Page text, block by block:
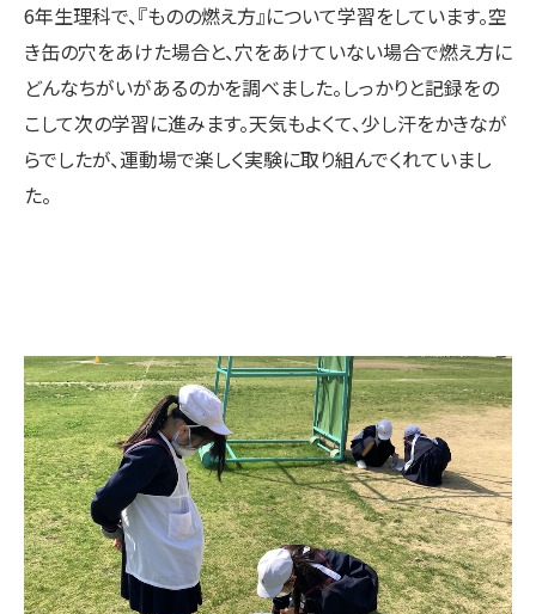
6年生理科で、『ものの燃え方』について学習をしています。空
き缶の穴をあけた場合と、穴をあけていない場合で燃え方に
どんなちがいがあるのかを調べました。しっかりと記録をの
こして次の学習に進みます。天気もよくて、少し汗をかきなが
らでしたが、運動場で楽しく実験に取り組んでくれていまし
た。